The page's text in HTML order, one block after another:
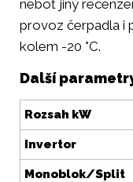
neboť jiný
provoz čerpadla i
kolem -20 °C.
Další
Rozsah kW
Invertor
Monoblok/Split